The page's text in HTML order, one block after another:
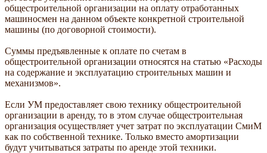
общестроительной организации на оплату отработанных
машиносмен на данном объекте конкретной строительной
машины (по договорной стоимости).
Суммы предъявленные к оплате по счетам в
общестроительной организации относятся на статью «Расходы
на содержание и эксплуатацию строительных машин и
механизмов».
Если УМ предоставляет свою технику общестроительной
организации в аренду, то в этом случае общестроительная
организация осуществляет учет затрат по эксплуатации СмиМ
как по собственной технике. Только вместо амортизации
будут учитываться затраты по аренде этой техники.